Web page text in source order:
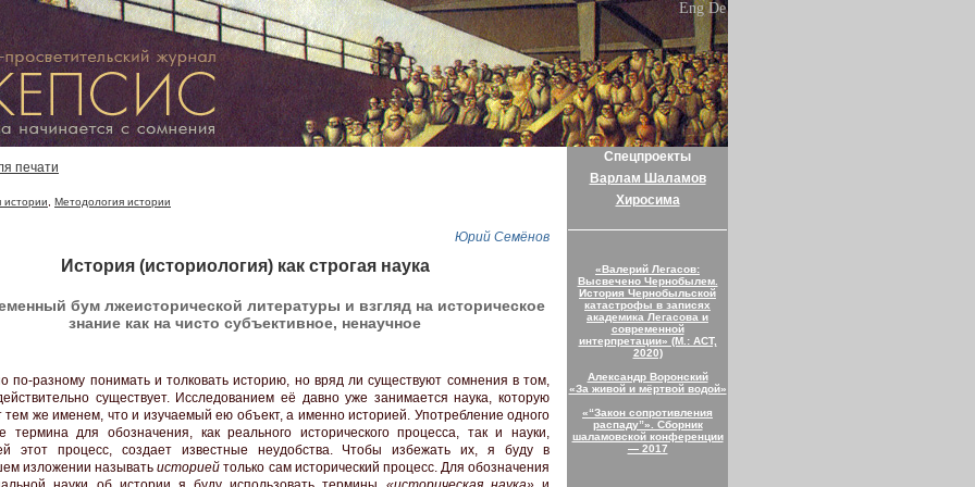
Eng De
печати
Методология истории
Юрий Семёнов
История (историология) как строгая наука
бум лжеисторической литературы и взгляд на историческое
знание как на чисто субъективное, ненаучное
по-разному понимать и толковать историю, но вряд ли существуют сомнения в том,
существует. Исследованием её давно уже занимается наука, которую
тем же именем, что и изучаемый ею объект, а именно историей. Употребление одного
термина для обозначения, как реального исторического процесса, так и науки,
этот процесс, создает известные неудобства. Чтобы избежать их, я буду в
изложении называтьисторией только сам исторический процесс. Для обозначения
Спецпроекты
Варлам Шаламов
Хиросима
«Валерий Легасов:
Высвечено Чернобылем.
История Чернобыльской
катастрофы в записях
академика Легасова и
современной
интерпретации» (М.: АСТ,
2020)
Александр Воронский
«За живой и мёртвой водой»
«“Закон сопротивления
распаду”». Сборник
шаламовской конференции
— 2017